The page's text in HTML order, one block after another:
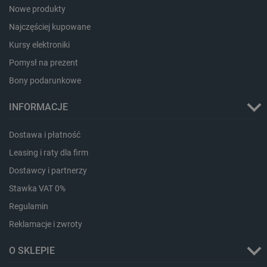
Nowe produkty
Najczęściej kupowane
Kursy elektroniki
Pomysł na prezent
Bony podarunkowe
INFORMACJE
Dostawa i płatność
Leasing i raty dla firm
Dostawcy i partnerzy
Stawka VAT 0%
Regulamin
Reklamacje i zwroty
O SKLEPIE
PHPSESSID